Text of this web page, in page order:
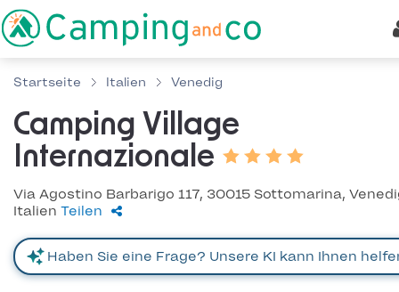
Startseite Italien Venedig
Camping Village
Internazionale
Via Agostino Barbarigo 117, 30015 Sottomarina,
Italien Teilen